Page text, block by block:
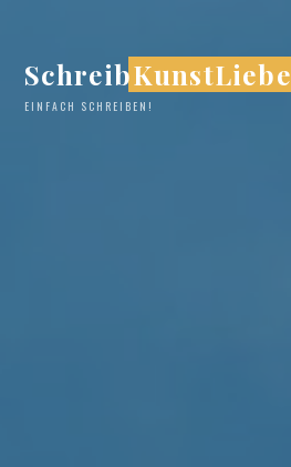
springen
SchreibKunstLiebe
EINFACH SCHREIBEN!